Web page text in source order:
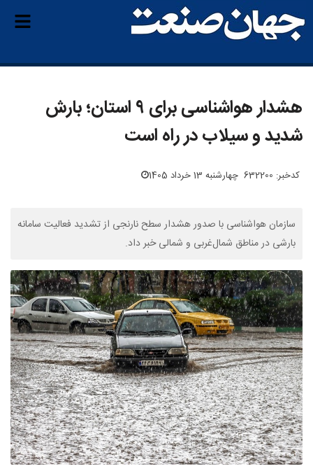
هشدار هواشناسی برای ۹ استان؛ بارش
شدید و سیلاب در راه است
کدخبر: 632200 چهارشنبه 13 خرداد 1405
سازمان هواشناسی با صدور هشدار سطح نارنجی از تشدید فعالیت سامانه
بارشی در مناطق شمال‌غربی و شمالی خبر داد.